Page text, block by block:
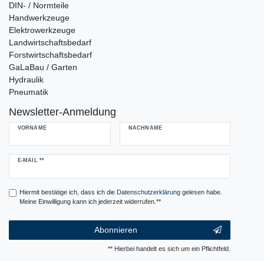
DIN- / Normteile
Handwerkzeuge
Elektrowerkzeuge
Landwirtschaftsbedarf
Forstwirtschaftsbedarf
GaLaBau / Garten
Hydraulik
Pneumatik
Newsletter-Anmeldung
VORNAME NACHNAME
E-MAIL **
Newsletter
Hiermit bestätige ich, dass ich die Daten­schutz­erklärunggelesen habe.
Meine Einwilligung kann ich jederzeit widerrufen.**
Abonnieren
** Hierbei handelt es sich um ein Pflichtfeld.